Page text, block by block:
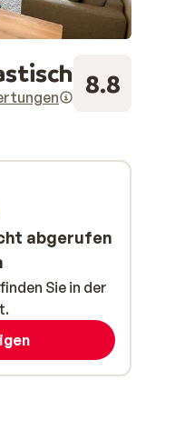
8.8
abgerufen
Sie in der